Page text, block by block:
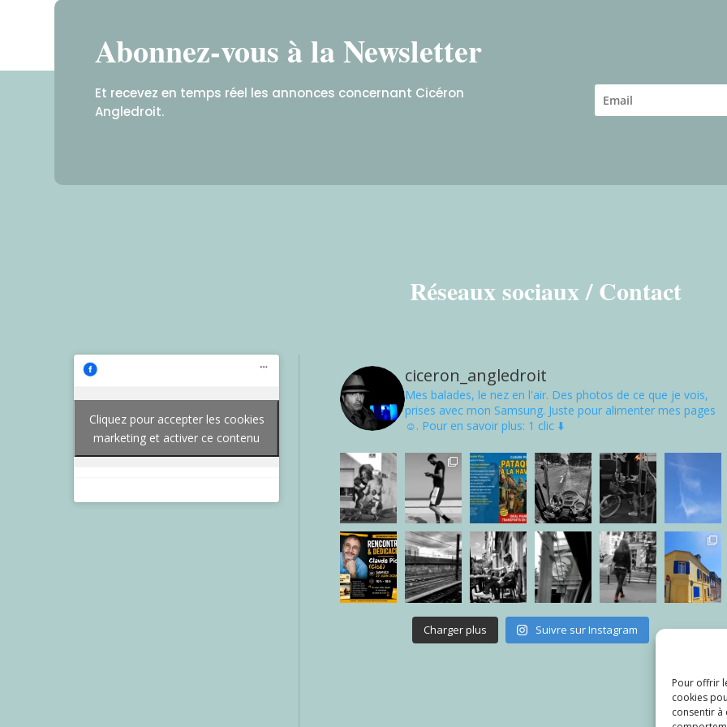
Pour offrir
cookies
consentir à
Abonnez-vous à la Newsletter
Et recevez en temps réel les annonces concernant Cicéron
Angledroit.
Réseaux sociaux / Contact
Cliquez pour accepter les cookies
marketing et activer ce contenu
ciceron_angledroit
Mes balades, le nez en l'air. Des photos de ce que je vois,
prises avec mon Samsung. Juste pour alimenter mes pages
☺. Pour en savoir plus: 1 clic ⬇️
Charger plus Suivre sur Instagram